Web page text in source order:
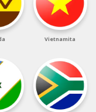
Vietnamita